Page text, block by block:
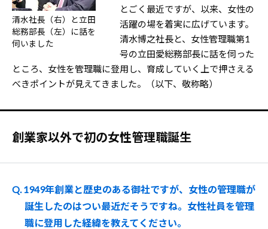
清水社長（右）と立田
総務部長（左）に話を
伺いました
とごく最近ですが、以来、女性の
活躍の場を着実に広げています。
清水博之社長と、女性管理職第1
号の立田愛総務部長に話を伺った
ところ、女性を管理職に登用し、育成していく上で押さえる
べきポイントが見えてきました。（以下、敬称略）
創業家以外で初の女性管理職誕生
Q. 1949年創業と歴史のある御社ですが、女性の管理職が
誕生したのはつい最近だそうですね。女性社員を管理
職に登用した経緯を教えてください。